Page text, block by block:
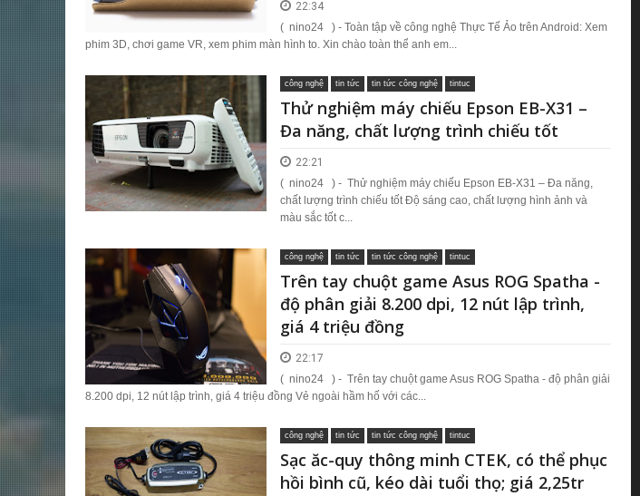
22:34
( nino24 ) - Toàn tập về công nghệ Thực Tế Ảo trên Android: Xem
phim 3D, chơi game VR, xem phim màn hình to. Xin chào toàn thể anh em...
công nghệ tin tức tin tức công nghệ tintuc
Thử nghiệm máy chiếu Epson EB-X31 –
Đa năng, chất lượng trình chiếu tốt
22:21
( nino24 ) - Thử nghiệm máy chiếu Epson EB-X31 – Đa năng,
chất lượng trình chiếu tốt Độ sáng cao, chất lượng hình ảnh và
màu sắc tốt c...
công nghệ tin tức tin tức công nghệ tintuc
Trên tay chuột game Asus ROG Spatha -
độ phân giải 8.200 dpi, 12 nút lập trình,
giá 4 triệu đồng
22:17
( nino24 ) - Trên tay chuột game Asus ROG Spatha - độ phân giải
8.200 dpi, 12 nút lập trình, giá 4 triệu đồng Vẻ ngoài hầm hố với các...
công nghệ tin tức tin tức công nghệ tintuc
Sạc ăc-quy thông minh CTEK, có thể phục
hồi bình cũ, kéo dài tuổi thọ; giá 2,25tr